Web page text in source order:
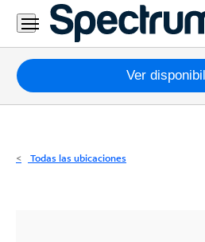
Residencial
Business
Paquetes
Internet
Ver
Todas las ubicaciones